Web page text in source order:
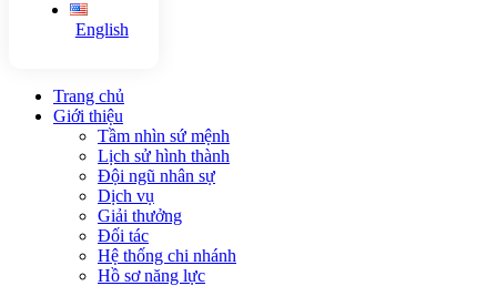
English
Trang chủ
Giới thiệu
Tầm nhìn sứ mệnh
Lịch sử hình thành
Đội ngũ nhân sự
Dịch vụ
Giải thưởng
Đối tác
Hệ thống chi nhánh
Hồ sơ năng lực